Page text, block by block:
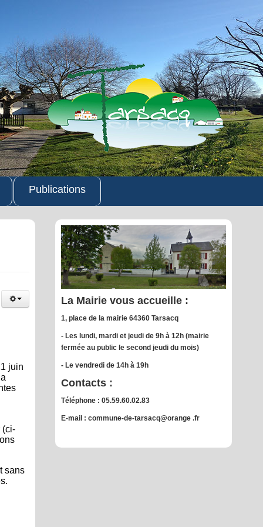
Publications
juin
(ci-
sans
La Mairie vous accueille :
1, place de la mairie 64360 Tarsacq
- Les lundi, mardi et jeudi de 9h à 12h (mairie
fermée au public le second jeudi du mois)
- Le vendredi de 14h à 19h
Contacts :
Téléphone : 05.59.60.02.83
E-mail : commune-de-tarsacq@orange .fr